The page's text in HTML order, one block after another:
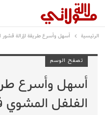
الرئيسية أسهل وأسرع طريقة لإزالة
تصفح الوسم
أسهل وأسرع
الفلفل